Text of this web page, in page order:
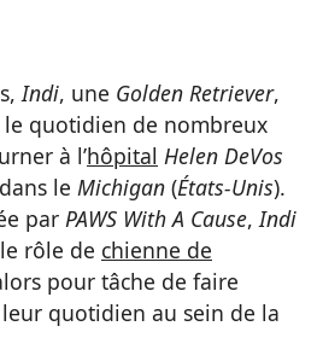
Indi, une Golden Retriever,
le quotidien de nombreux
à l’hôpital Helen DeVos
le Michigan (États-Unis).
par PAWS With A Cause,Indi
rôle de chienne de
pour tâche de faire
quotidien au sein de la